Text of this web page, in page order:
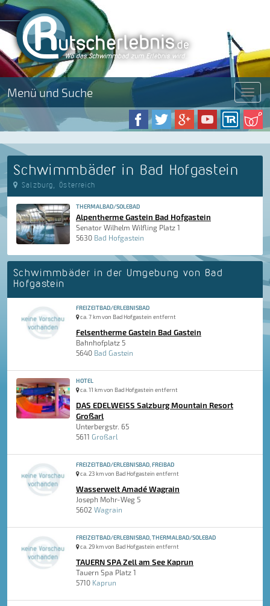
Menü und Suche Menü
Schwimmbäder in Bad Hofgastein
Salzburg, Österreich
THERMALBAD/SOLEBAD
Alpentherme Gastein Bad Hofgastein
Senator Wilhelm Wilfling Platz 1
5630 Bad Hofgastein
Schwimmbäder in der Umgebung von Bad
Hofgastein
FREIZEITBAD/ERLEBNISBAD
ca. 7 km von Bad Hofgastein entfernt
Felsentherme Gastein Bad Gastein
Bahnhofplatz 5
5640 Bad Gastein
HOTEL
ca. 11 km von Bad Hofgastein entfernt
DAS EDELWEISS Salzburg Mountain Resort
Großarl
Unterbergstr. 65
5611 Großarl
FREIZEITBAD/ERLEBNISBAD, FREIBAD
ca. 23 km von Bad Hofgastein entfernt
Wasserwelt Amadé Wagrain
Joseph Mohr-Weg 5
5602 Wagrain
FREIZEITBAD/ERLEBNISBAD, THERMALBAD/SOLEBAD
ca. 29 km von Bad Hofgastein entfernt
TAUERN SPA Zell am See Kaprun
Tauern Spa Platz 1
5710 Kaprun